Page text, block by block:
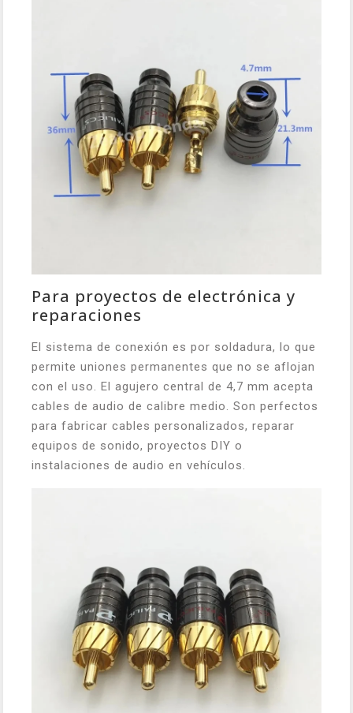
Para proyectos de electrónica y
reparaciones
El sistema de conexión es por soldadura, lo que
permite uniones permanentes que no se aflojan
con el uso. El agujero central de 4,7 mm acepta
cables de audio de calibre medio. Son perfectos
para fabricar cables personalizados, reparar
equipos de sonido, proyectos DIY o
instalaciones de audio en vehículos.